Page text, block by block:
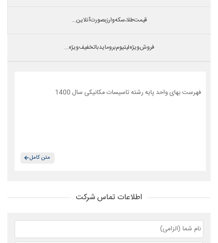
قیمت طلا،سکه و ارز بصورت آنلاین...
فروش ویژه لیتیوم بروماید با تخفیف ویژه...
فهرست بهای واحد پایه رشته تاسیسات مکانیکی سال 1400
متن کامل
اطلاعات تماس شرکت